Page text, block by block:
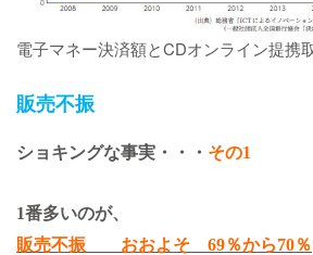
電子マネー決済額とCDオンライン提携
販売不振
ショキングな事実・・・ その1
1番多いのが、
販売不振 おおよそ 69％から70％